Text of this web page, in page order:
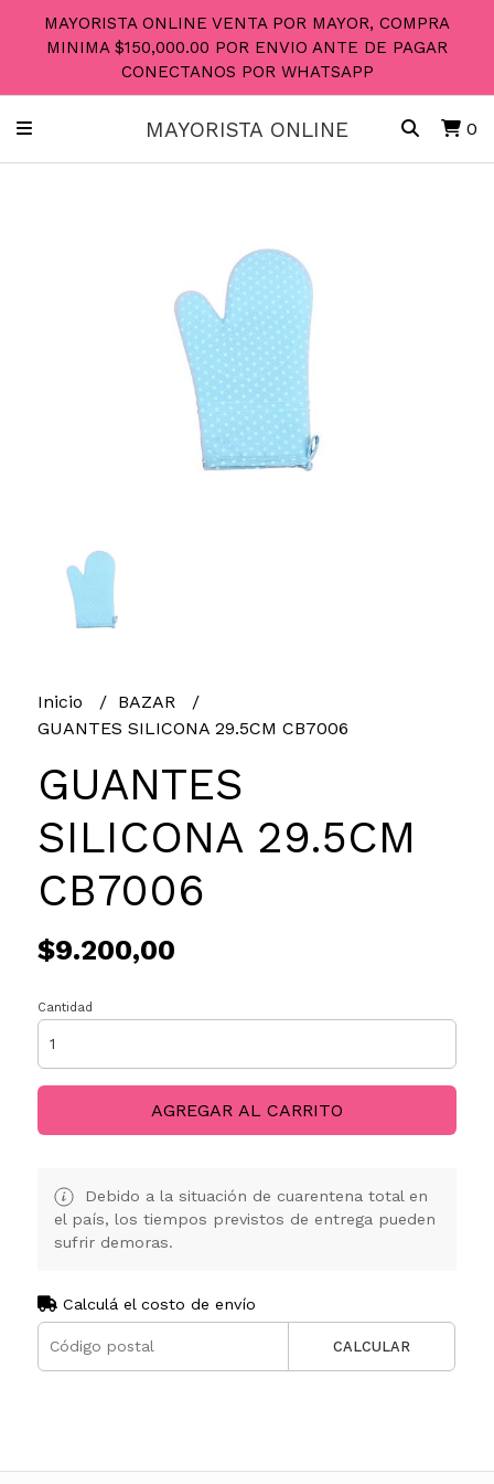
MAYORISTA ONLINE VENTA POR MAYOR, COMPRA
MINIMA $150,000.00 POR ENVIO ANTE DE PAGAR
CONECTANOS POR WHATSAPP
MAYORISTA ONLINE 0
Inicio
BAZAR
GUANTES SILICONA 29.5CM CB7006
GUANTES
SILICONA 29.5CM
CB7006
$9.200,00
Cantidad
AGREGAR AL CARRITO
Debido a la situación de cuarentena total en
el país, los tiempos previstos de entrega pueden
sufrir demoras.
Calculá el costo de envío
CALCULAR